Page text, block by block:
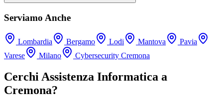
Serviamo Anche
Lombardia Bergamo Lodi Mantova
Pavia
Varese
Milano Cybersecurity Cremona
Cerchi Assistenza Informatica a
Cremona?